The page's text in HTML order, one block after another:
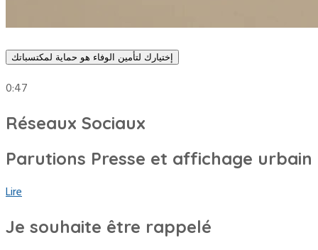
إختيارك لتأمين الوفاء هو حماية لمكتسباتك
0:47
Réseaux Sociaux
Parutions Presse et affichage urbain
Lire
Je souhaite être rappelé